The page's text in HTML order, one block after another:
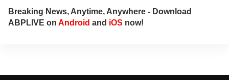
Breaking News, Anytime, Anywhere - Download
ABPLIVE on Android and iOS now!